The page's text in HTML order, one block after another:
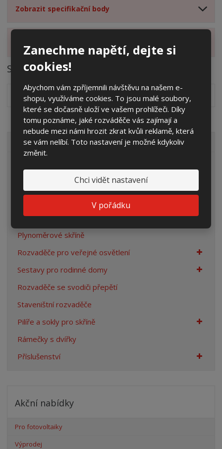
Zanechme napětí, dejte si
cookies!
Abychom vám zpříjemnili návštěvu na našem e-
shopu, využíváme cookies. To jsou malé soubory,
které se dočasně uloží ve vašem prohlížeči. Díky
tomu poznáme, jaké rozváděče vás zajímají a
nebude mezi námi hrozit zkrat kvůli reklamě, která
se vám nelíbí. Toto nastavení je možné kdykoliv
změnit.
Chci vidět nastavení
V pořádku
Zobrazit specifikační body
Zobrazit hodnocení produktu
Soubory ke stažení
Návod k montáži základů pdf (119.07 Kb)
VŠECHNY KATEGORIE
Rozpojovací jistící skříně
Přípojkové skříně
Plynoměrové skříně
Rozvaděče pro veřejné osvětlení
Sestavy pro rodinné domy
Rozvaděče se svodiči přepětí
Staveništní rozvaděče
Pilíře a sokly pro skříně
Rámečky s dvířky
Příslušenství
Akční nabídky
Pro fotovoltaiky
Výprodej